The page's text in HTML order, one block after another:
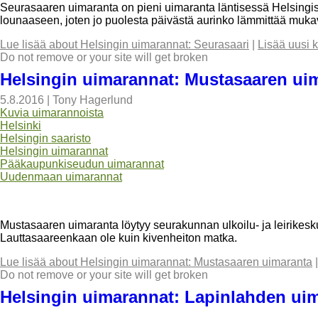
Seurasaaren uimaranta on pieni uimaranta läntisessä
lounaaseen, joten jo puolesta päivästä aurinko lämmittää
Lue lisää about Helsingin uimarannat: Seurasaari
Lisää uusi
Do not remove or your site will get broken
Helsingin uimarannat: Mustasaaren
5.8.2016
Tony Hagerlund
Kuvia uimarannoista
Helsinki
Helsingin saaristo
Helsingin uimarannat
Pääkaupunkiseudun uimarannat
Uudenmaan uimarannat
Mustasaaren uimaranta löytyy seurakunnan ulkoilu- ja
Lauttasaareenkaan ole kuin kivenheiton matka.
Lue lisää about Helsingin uimarannat: Mustasaaren uimaranta
Do not remove or your site will get broken
Helsingin uimarannat: Lapinlahden